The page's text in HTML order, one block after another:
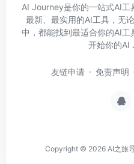
AI Journey是你的一站式AI工
最新、最实用的AI工具，无
中，都能找到最适合你的AI工
开始你的AI
友链申请 免责声明
Copyright © 2026 AI之旅